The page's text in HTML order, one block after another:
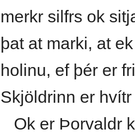
merkr silfrs ok
þat at marki, at
holinu, ef þér er
Skjöldrinn er
Ok er Þorvaldr